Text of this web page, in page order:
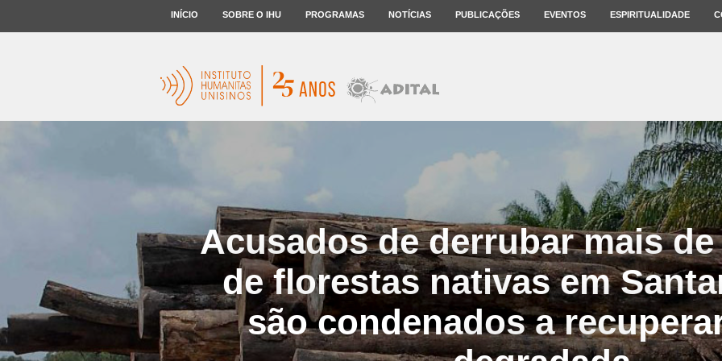
INÍCIO SOBRE O IHU PROGRAMAS NOTÍCIAS PUBLICAÇÕES EVENTOS ESPIRITUALIDADE
Acusados de derrubar mais de
de florestas nativas em
são condenados a